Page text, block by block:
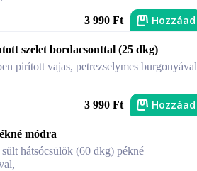
3 990 Ft Hozzáad
szelet bordacsonttal (25 dkg)
pirított vajas, petrezselymes burgonyával
3 990 Ft Hozzáad
módra
sült hátsócsülök (60 dkg) pékné